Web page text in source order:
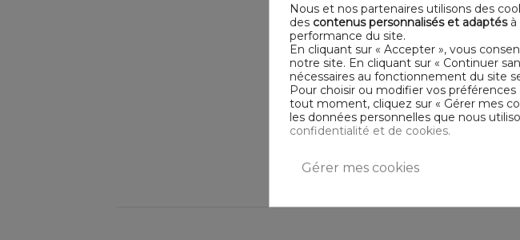
Avis
4.8 Basé sur 5 avis
Nous et nos partenaires utilisons des
des contenus personnalisés et adaptésà
performance du site.
En cliquant sur « Accepter », vous
notre site. En cliquant sur « Continuer
nécessaires au fonctionnement du site
Pour choisir ou modifier vos
tout moment, cliquez sur « Gérer mes
les données personnelles que nous
confidentialité et de cookies.
Gérer mes cookies